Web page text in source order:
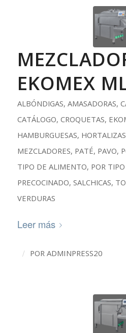
EKOMEX
ALBÓNDIGAS, AMASADORAS,
CATÁLOGO, CROQUETAS,
HAMBURGUESAS, HORTALIZAS
MEZCLADORES, PATÉ, PAVO,
TIPO DE ALIMENTO, POR
PRECOCINADO, SALCHICAS,
VERDURAS
Leer más
/ POR ADMINPRESS20